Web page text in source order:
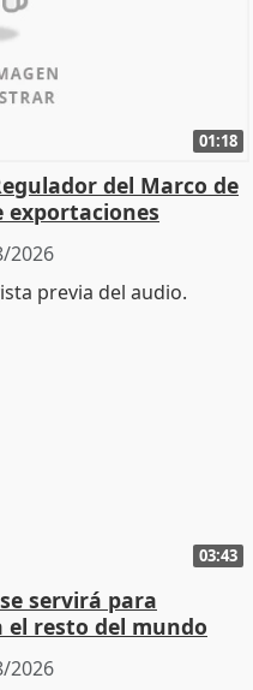
01:18
del Marco de
exportaciones
2026
03:43
servirá para
resto del mundo
2026